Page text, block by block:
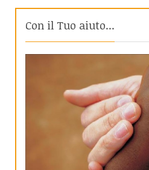
Con il Tuo aiuto...